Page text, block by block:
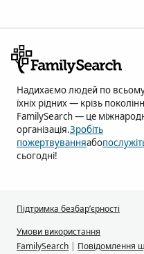
Надихаємо людей по всьому
їхніх рідних — крізь
FamilySearch — це
організація.Зробіть
пожертвуванняабо
сьогодні!
Підтримка безбар’єрності
Умови використання
FamilySearch | Повідомлення